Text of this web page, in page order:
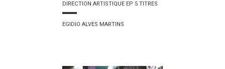
DIRECTION ARTISTIQUE EP 5 TITRES
EGIDIO ALVES MARTINS